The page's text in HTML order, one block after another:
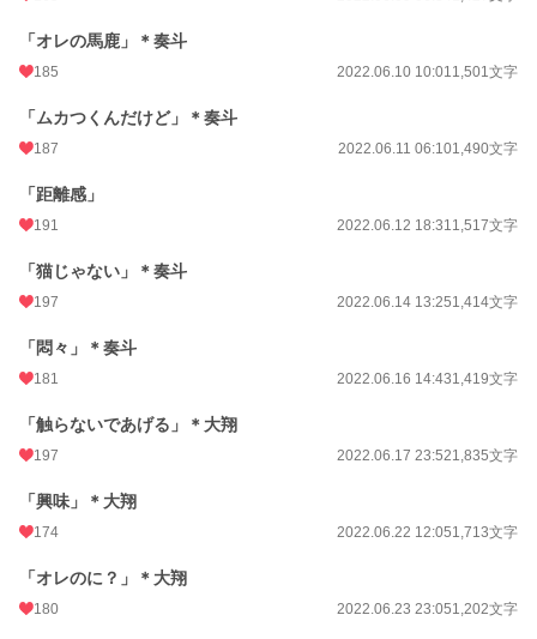
「オレの馬鹿」＊奏斗
185 2022.06.10 10:011,501文字
「ムカつくんだけど」＊奏斗
187 2022.06.11 06:101,490文字
「距離感」
191 2022.06.12 18:311,517文字
「猫じゃない」＊奏斗
197 2022.06.14 13:251,414文字
「悶々」＊奏斗
181 2022.06.16 14:431,419文字
「触らないであげる」＊大翔
197 2022.06.17 23:521,835文字
「興味」＊大翔
174 2022.06.22 12:051,713文字
「オレのに？」＊大翔
180 2022.06.23 23:051,202文字